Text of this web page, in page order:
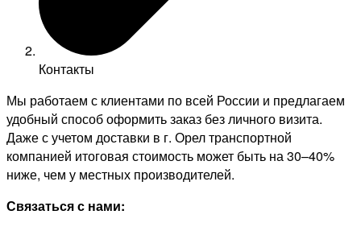
Контакты
Мы работаем с клиентами по всей России и предлагаем
удобный способ оформить заказ без личного визита.
Даже с учетом доставки в г. Орел транспортной
компанией итоговая стоимость может быть на 30–40%
ниже, чем у местных производителей.
Связаться с нами: